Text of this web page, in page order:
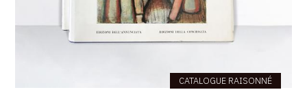
CATALOGUE RAISONNÉ